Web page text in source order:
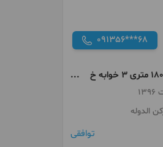
091356***68
اجاره آپارتمان ۱۸۰ متری ۳ خوابه خ
الدوله
توافقی